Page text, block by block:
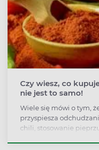
Czy wiesz, co
nie jest to samo!
Wiele się mówi o tym,
przyspiesza
chili, stosowanie